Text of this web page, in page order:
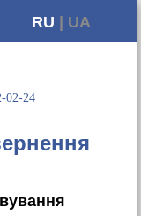
RU | UA
02-24